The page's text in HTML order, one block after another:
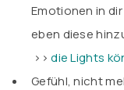
Emotionen in
eben diese
>>die Lights
Gefühl, nicht